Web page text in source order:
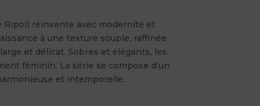
Ripoll réinvente avec modernité et
à une texture souple, raffinée
et délicat. Sobres et élégants, les
féminin. La série se compose d’un
et intemporelle.